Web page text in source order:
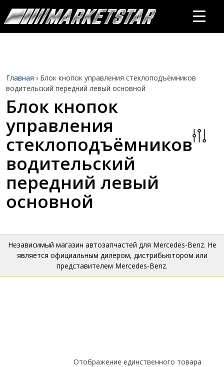
Главная › Блок кнопок управления стеклоподъёмников
водительский передний левый основной
Блок кнопок
управления
стеклоподъёмников
водительский
передний левый
основной
Независимый магазин автозапчастей для Mercedes-Benz. Не
является официальным дилером, дистрибьютором или
представителем Mercedes-Benz.
Отображение единственного товара